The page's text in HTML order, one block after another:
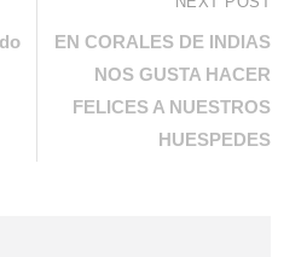
EN CORALES DE INDIAS
NOS GUSTA HACER
FELICES A NUESTROS
HUESPEDES